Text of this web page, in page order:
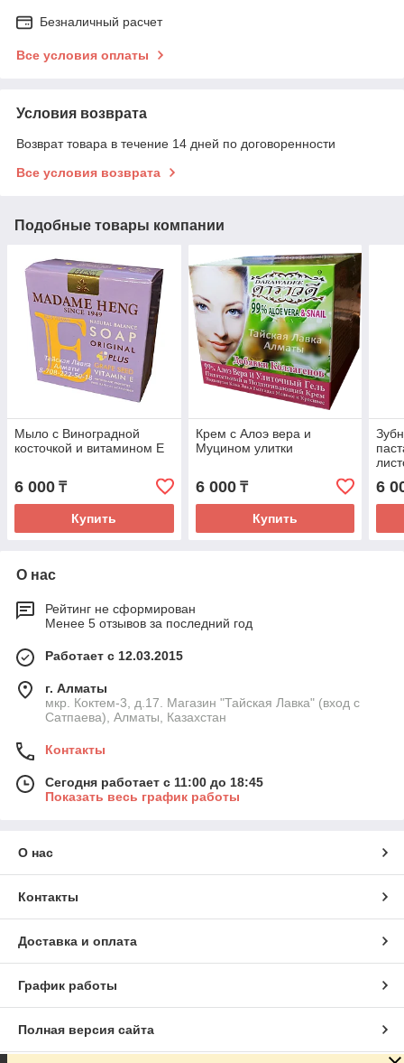
Безналичный расчет
Все условия оплаты
Условия возврата
Возврат товара в течение 14 дней по договоренности
Все условия возврата
Подобные товары компании
Мыло с Виноградной
косточкой и витамином Е
6 000 ₸
Купить
Крем с Алоэ вера и
Муцином улитки
6 000₸
Купить
6
О нас
Рейтинг не сформирован
Менее 5 отзывов за последний год
Работает с 12.03.2015
г. Алматы
мкр. Коктем-3, д.17. Магазин "Тайская Лавка" (вход с
Сатпаева), Алматы, Казахстан
Контакты
Сегодня работает с 11:00 до 18:45
Показать весь график работы
О нас
Контакты
Доставка и оплата
График работы
Полная версия сайта